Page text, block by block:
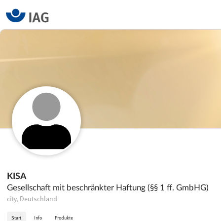
KISA
Gesellschaft mit beschränkter Haftung (§§ 1 ff. GmbHG)
city, Deutschland
Start Info Produkte